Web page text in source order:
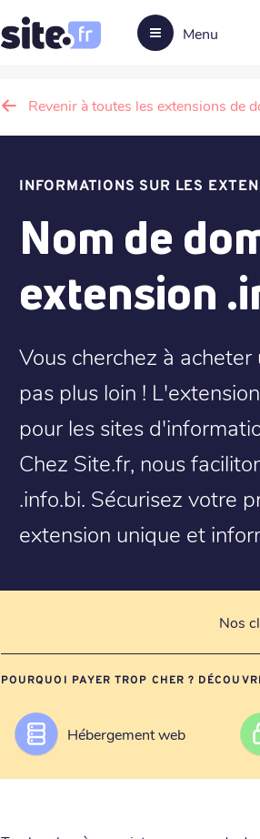
Menu
Revenir à toutes les extensions de
INFORMATIONS SUR LES
Nom de
extension
Vous cherchez à
pas plus loin !
pour les sites
Chez Site.fr, nous
.info.bi. Sécurisez votre
extension unique et
Nos
POURQUOI PAYER TROP CHER ?
Hébergement web